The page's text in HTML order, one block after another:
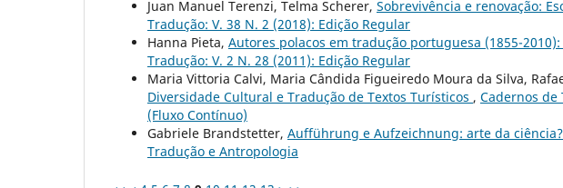
Juan Manuel Terenzi, Telma Scherer, Sobrevivência e renovação:
Tradução: V. 38 N. 2 (2018): Edição Regular
Hanna Pieta, Autores polacos em tradução portuguesa (1855-
Tradução: V. 2 N. 28 (2011): Edição Regular
Maria Vittoria Calvi, Maria Cândida Figueiredo Moura da Silva,
Diversidade Cultural e Tradução de Textos Turísticos , Cadernos de
(Fluxo Contínuo)
Gabriele Brandstetter, Aufführung e Aufzeichnung: arte da ciência?
Tradução e Antropologia